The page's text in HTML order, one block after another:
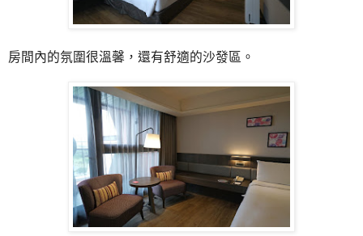
房間內的氛圍很溫馨，還有舒適的沙發區。